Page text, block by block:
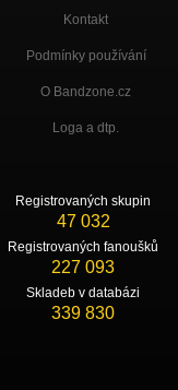
Kontakt
Podmínky používání
O Bandzone.cz
Loga a dtp.
Registrovaných skupin
47 032
Registrovaných fanoušků
227 093
Skladeb v databázi
339 830